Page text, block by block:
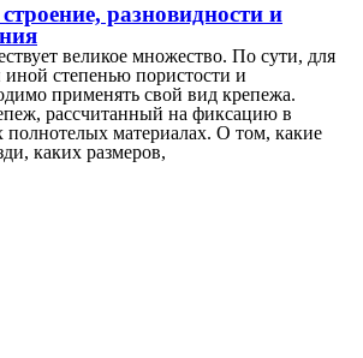
разновидности и
великое множество. По сути, для
иной степенью пористости и
применять свой вид крепежа.
рассчитанный на фиксацию в
полнотелых материалах. О том, какие
каких размеров,